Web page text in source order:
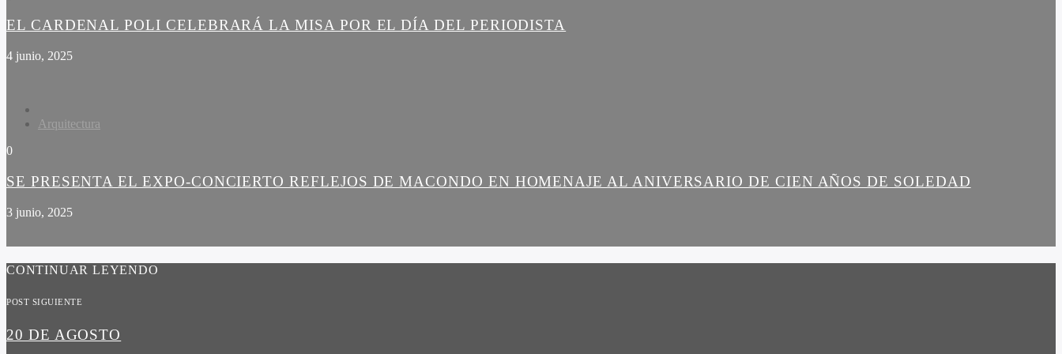
EL CARDENAL POLI CELEBRARÁ LA MISA POR EL DÍA DEL PERIODISTA
4 junio, 2025
Arquitectura
0
SE PRESENTA EL EXPO-CONCIERTO REFLEJOS DE MACONDO EN HOMENAJE AL ANIVERSARIO DE CIEN AÑOS DE SOLEDAD
3 junio, 2025
CONTINUAR LEYENDO
POST SIGUIENTE
20 DE AGOSTO